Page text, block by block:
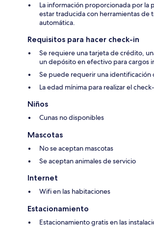
La información proporcionada por la
estar traducida con herramientas de
automática.
Requisitos para hacer check-in
Se requiere una tarjeta de crédito,
un depósito en efectivo para cargos
Se puede requerir una identificación
La edad mínima para realizar el
Niños
Cunas no disponibles
Mascotas
No se aceptan mascotas
Se aceptan animales de servicio
Internet
Wifi en las habitaciones
Estacionamiento
Estacionamiento gratis en las